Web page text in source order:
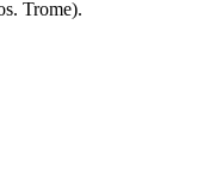
Trome).